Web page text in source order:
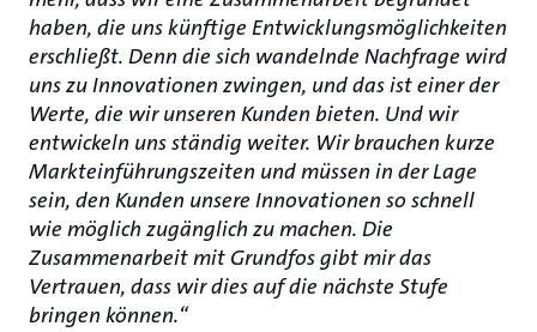
haben, die uns künftige Entwicklungsmöglichkeiten
erschließt. Denn die sich wandelnde Nachfrage wird
uns zu Innovationen zwingen, und das ist einer der
Werte, die wir unseren Kunden bieten. Und wir
entwickeln uns ständig weiter. Wir brauchen kurze
Markteinführungszeiten und müssen in der Lage
sein, den Kunden unsere Innovationen so schnell
wie möglich zugänglich zu machen. Die
Zusammenarbeit mit Grundfos gibt mir das
Vertrauen, dass wir dies auf die nächste Stufe
bringen können.“